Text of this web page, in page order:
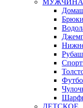
ДЕТСКОЕ